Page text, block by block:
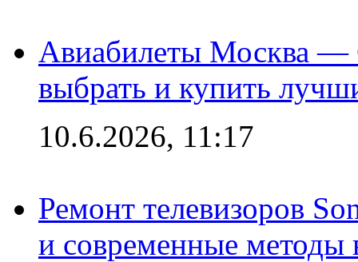
Авиабилеты Москва —
выбрать и купить
10.6.2026, 11:17
Ремонт телевизоров
и современные методы